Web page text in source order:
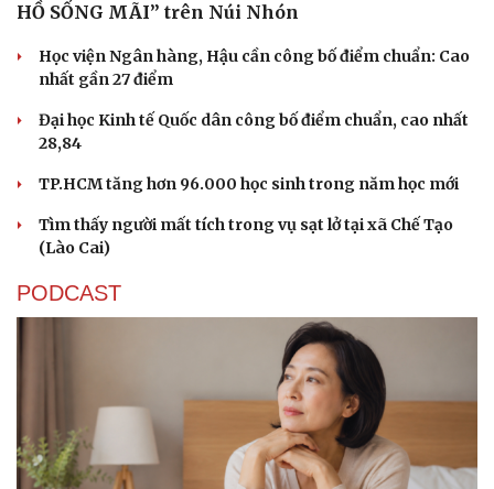
HỒ SỐNG MÃI” trên Núi Nhón
Học viện Ngân hàng, Hậu cần công bố điểm chuẩn: Cao
nhất gần 27 điểm
Đại học Kinh tế Quốc dân công bố điểm chuẩn, cao nhất
28,84
TP.HCM tăng hơn 96.000 học sinh trong năm học mới
Tìm thấy người mất tích trong vụ sạt lở tại xã Chế Tạo
(Lào Cai)
PODCAST